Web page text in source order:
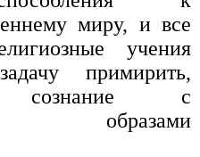
миру, и все
учения
примирить,
сознание с
образами